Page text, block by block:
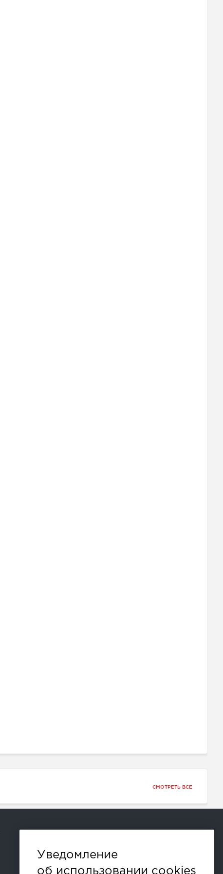
СМОТРЕТЬ ВСЕ
и другие
Уведомление
об использовании cookies